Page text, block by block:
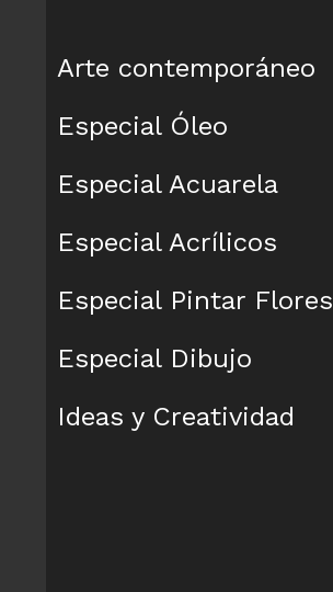
Arte contemporáneo
Especial Óleo
Especial Acuarela
Especial Acrílicos
Especial Pintar Flores
Especial Dibujo
Ideas y Creatividad